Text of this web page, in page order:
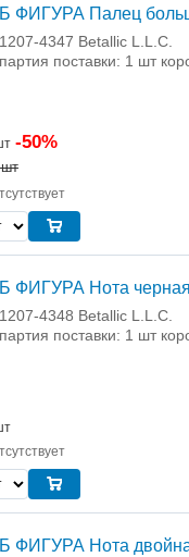
Б ФИГУРА Палец
1207-4347 Betallic L.L.C.
партия поставки: 1 шт
-50%
Б ФИГУРА Нота черная
1207-4348 Betallic L.L.C.
партия поставки: 1 шт
Б ФИГУРА Нота